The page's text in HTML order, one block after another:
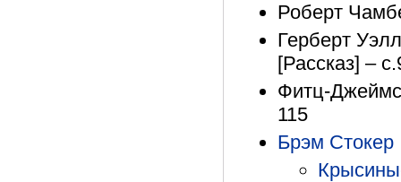
Роберт
Герберт
[Рассказ] –
Фитц-
115
Брэм Стокер